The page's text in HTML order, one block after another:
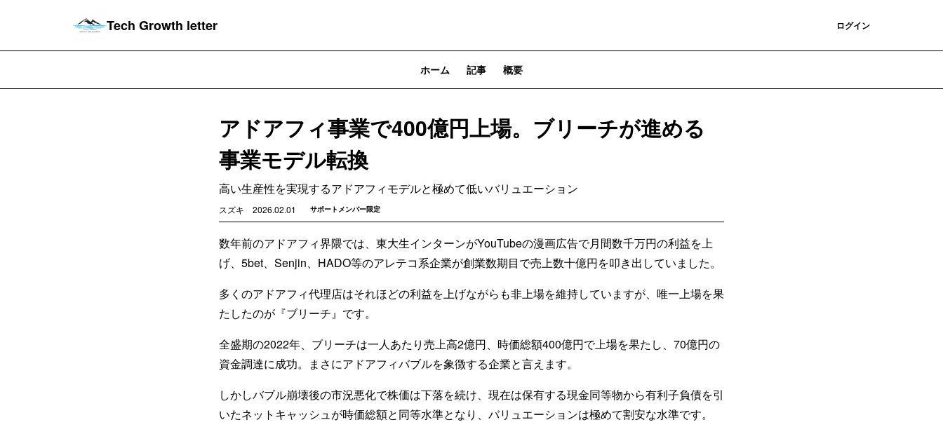
Tech Growth letter ログイン
ホーム 記事 概要
アドアフィ事業で400億円上場。ブリーチが進める
事業モデル転換
高い生産性を実現するアドアフィモデルと極めて低いバリュエーション
スズキ 2026.02.01 サポートメンバー限定
数年前のアドアフィ界隈では、東大生インターンがYouTubeの漫画広告で月間数千万円の利益を上
げ、5bet、Senjin、HADO等のアレテコ系企業が創業数期目で売上数十億円を叩き出していました。
多くのアドアフィ代理店はそれほどの利益を上げながらも非上場を維持していますが、唯一上場を果
たしたのが『ブリーチ』です。
全盛期の2022年、ブリーチは一人あたり売上高2億円、時価総額400億円で上場を果たし、70億円の
資金調達に成功。まさにアドアフィバブルを象徴する企業と言えます。
しかしバブル崩壊後の市況悪化で株価は下落を続け、現在は保有する現金同等物から有利子負債を引
いたネットキャッシュが時価総額と同等水準となり、バリュエーションは極めて割安な水準です。